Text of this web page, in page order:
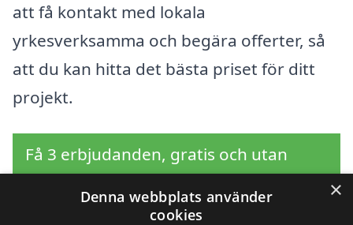
att få kontakt med lokala
yrkesverksamma och begära offerter, så
att du kan hitta det bästa priset för ditt
projekt.
Få 3 erbjudanden, gratis och utan
×
Denna webbplats använder
cookies